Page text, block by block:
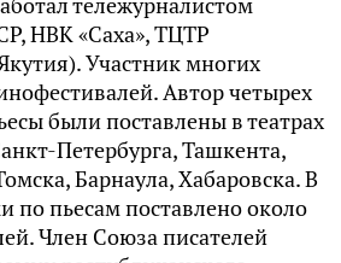
НВК «Саха», ТЦТР
Участник многих
Автор четырех
были поставлены в театрах
Петербурга, Ташкента,
Барнаула, Хабаровска. В
по пьесам поставлено около
Член Союза писателей